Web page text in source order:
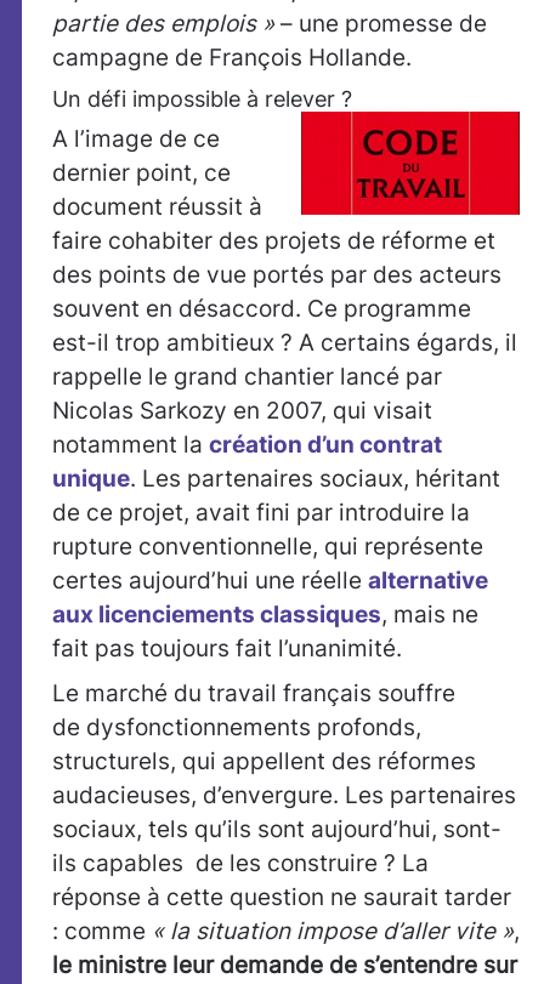
partie des emplois »– une promesse de
campagne de François Hollande.
Un défi impossible à relever ?
A l’image de ce
dernier point, ce
document réussit à
faire cohabiter des projets de réforme et
des points de vue portés par des acteurs
souvent en désaccord. Ce programme
est-il trop ambitieux ? A certains égards, il
rappelle le grand chantier lancé par
Nicolas Sarkozy en 2007, qui visait
notamment la création d’un contrat
unique. Les partenaires sociaux, héritant
de ce projet, avait fini par introduire la
rupture conventionnelle, qui représente
certes aujourd’hui une réelle alternative
aux licenciements classiques, mais ne
fait pas toujours fait l’unanimité.
Le marché du travail français souffre
de dysfonctionnements profonds,
structurels, qui appellent des réformes
audacieuses, d’envergure. Les partenaires
sociaux, tels qu’ils sont aujourd’hui, sont-
ils capables de les construire ? La
réponse à cette question ne saurait tarder
: comme « la situation impose d’aller vite »,
le ministre leur demande de s’entendre sur